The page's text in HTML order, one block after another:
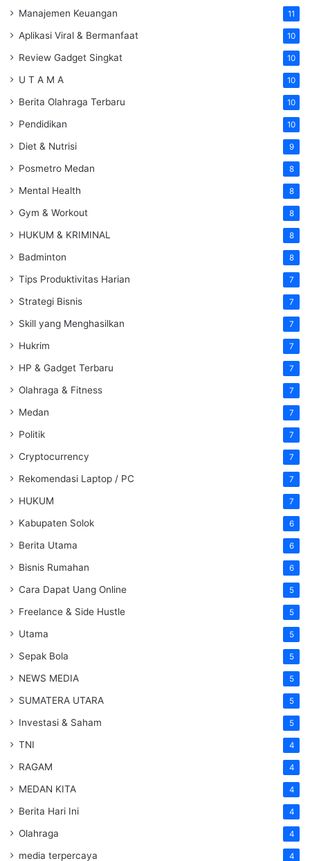
Manajemen Keuangan 11
Aplikasi Viral & Bermanfaat 10
Review Gadget Singkat 10
U T A M A 10
Berita Olahraga Terbaru 10
Pendidikan 10
Diet & Nutrisi 9
Posmetro Medan 8
Mental Health 8
Gym & Workout 8
HUKUM & KRIMINAL 8
Badminton 8
Tips Produktivitas Harian 7
Strategi Bisnis 7
Skill yang Menghasilkan 7
Hukrim 7
HP & Gadget Terbaru 7
Olahraga & Fitness 7
Medan 7
Politik 7
Cryptocurrency 7
Rekomendasi Laptop / PC 7
HUKUM 7
Kabupaten Solok 6
Berita Utama 6
Bisnis Rumahan 6
Cara Dapat Uang Online 5
Freelance & Side Hustle 5
Utama 5
Sepak Bola 5
NEWS MEDIA 5
SUMATERA UTARA 5
Investasi & Saham 5
TNI 4
RAGAM 4
MEDAN KITA 4
Berita Hari Ini 4
Olahraga 4
media terpercaya 4